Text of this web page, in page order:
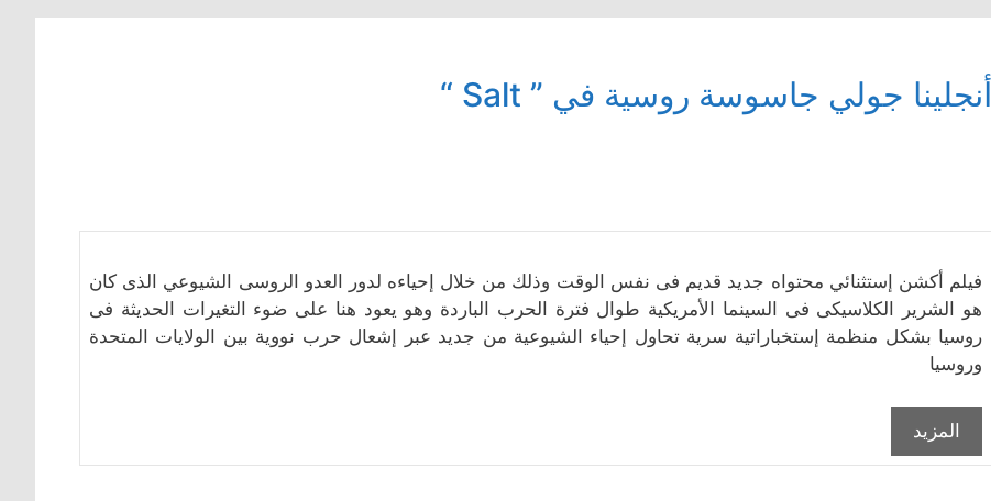
أنجلينا جولي جاسوسة روسية في ” Salt “
فيلم أكشن إستثنائي محتواه جديد قديم فى نفس الوقت وذلك من خلال إحياءه لدور العدو الروسى الشيوعي الذى كان
هو الشرير الكلاسيكى فى السينما الأمريكية طوال فترة الحرب الباردة وهو يعود هنا على ضوء التغيرات الحديثة فى
روسيا بشكل منظمة إستخباراتية سرية تحاول إحياء الشيوعية من جديد عبر إشعال حرب نووية بين الولايات المتحدة
وروسيا
المزيد